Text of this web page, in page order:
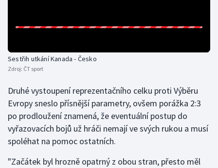
Rychlobruslení
Short track
Sportovní střelba
Sestřih utkání Kanada - Česko
Zdroj: ČT sport
Druhé vystoupení reprezentačního celku proti Výběru
Evropy sneslo přísnější parametry, ovšem porážka 2:3
po prodloužení znamená, že eventuální postup do
vyřazovacích bojů už hráči nemají ve svých rukou a musí
spoléhat na pomoc ostatních.
"Začátek byl hrozně opatrný z obou stran, přesto měl